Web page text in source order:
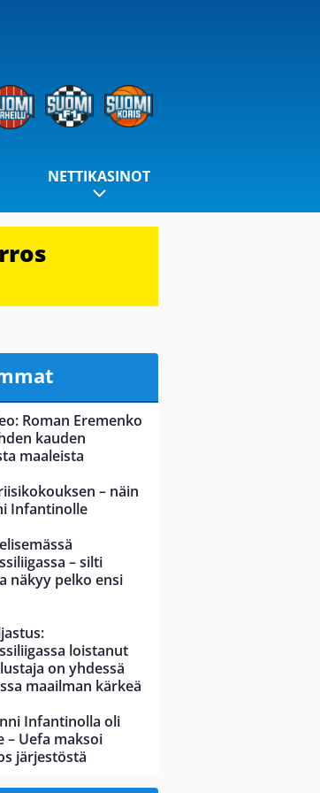
NETTIKASINOT
Roman Eremenko
kauden
maaleista
– näin
Infantinolle
– silti
näkyy pelko ensi
loistanut
on yhdessä
maailman kärkeä
Infantinolla oli
– Uefa maksoi
järjestöstä